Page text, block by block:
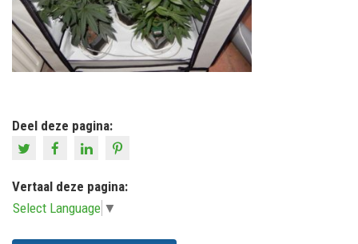
Deel deze pagina:
Vertaal deze pagina:
Select Language ▼